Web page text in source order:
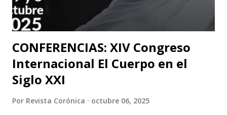
de este festival internacional de teatro que este año les ...
CONFERENCIAS: XIV Congreso
Internacional El Cuerpo en el
Siglo XXI
Por Revista Corónica octubre 06, 2025